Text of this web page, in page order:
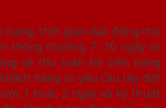
thời gian dao động cho
thông thường 7 -10 ngày có
và thu toàn bộ tiền hàng
hàng có yêu cầu lắp đặt
1 hoặc 2 ngày và kỹ thuật